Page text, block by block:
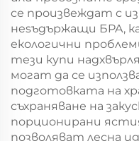
се произвеждат с
нesъдържащи БPA,
екологични
тези купи
могат да се
подготовката на
съхраняване на
порционирани
позволяват лесна